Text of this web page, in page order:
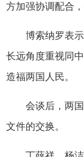
方加强协调配合
博索纳罗表
长远角度重视同
造福两国人民。
会谈后，两
文件的交换。